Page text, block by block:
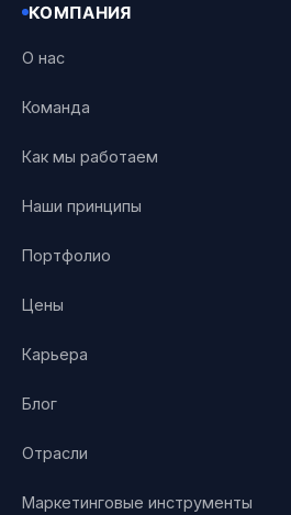
КОМПАНИЯ
О нас
Команда
Как мы работаем
Наши принципы
Портфолио
Цены
Карьера
Блог
Отрасли
Маркетинговые инструменты